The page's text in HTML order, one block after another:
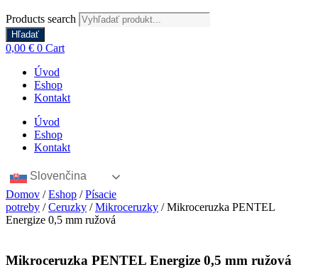
Products search
Hľadať
0,00 € 0 Cart
Úvod
Eshop
Kontakt
Úvod
Eshop
Kontakt
Slovenčina
Domov /Eshop /Písacie
potreby /Ceruzky /Mikroceruzky / Mikroceruzka PENTEL
Energize 0,5 mm ružová
Mikroceruzka PENTEL Energize 0,5 mm ružová